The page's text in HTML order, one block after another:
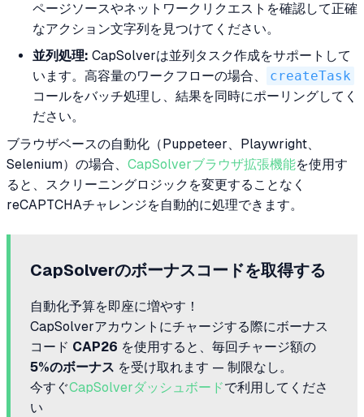
ページソースやネットワークリクエストを確認して正確
なアクション文字列を見つけてください。
並列処理: CapSolverは並列タスク作成をサポートして
います。高容量のワークフローの場合、
createTask
コールをバッチ処理し、結果を同時にポーリングしてく
ださい。
ブラウザベースの自動化（Puppeteer、Playwright、
Selenium）の場合、 CapSolverブラウザ拡張機能を使用す
ると、スクリーニングロジックを変更することなく
reCAPTCHAチャレンジを自動的に処理できます。
CapSolverのボーナスコードを取得する
自動化予算を即座に増やす！
CapSolverアカウントにチャージする際にボーナス
コード CAP26 を使用すると、毎回チャージ額の
5%のボーナス を受け取れます — 制限なし。
今すぐCapSolverダッシュボードで利用してくださ
い